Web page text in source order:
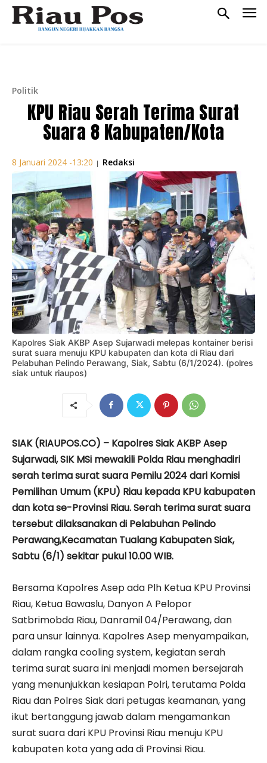
Politik
KPU Riau Serah Terima Surat
Suara 8 Kabupaten/Kota
8 Januari 2024 -13:20 | Redaksi
Kapolres Siak AKBP Asep Sujarwadi melepas kontainer berisi
surat suara menuju KPU kabupaten dan kota di Riau dari
Pelabuhan Pelindo Perawang, Siak, Sabtu (6/1/2024). (polres
siak untuk riaupos)
SIAK (RIAUPOS.CO) – Kapolres Siak AKBP Asep
Sujarwadi, SIK MSi mewakili Polda Riau menghadiri
serah terima surat suara Pemilu 2024 dari Komisi
Pemilihan Umum (KPU) Riau kepada KPU kabupaten
dan kota se-Provinsi Riau. Serah terima surat suara
tersebut dilaksanakan di Pelabuhan Pelindo
Perawang,Kecamatan Tualang Kabupaten Siak,
Sabtu (6/1) sekitar pukul 10.00 WIB.
Bersama Kapolres Asep ada Plh Ketua KPU Provinsi
Riau, Ketua Bawaslu, Danyon A Pelopor
Satbrimobda Riau, Danramil 04/Perawang, dan
para unsur lainnya. Kapolres Asep menyampaikan,
dalam rangka cooling system, kegiatan serah
terima surat suara ini menjadi momen bersejarah
yang menunjukkan kesiapan Polri, terutama Polda
Riau dan Polres Siak dari petugas keamanan, yang
ikut bertanggung jawab dalam mengamankan
surat suara dari KPU Provinsi Riau menuju KPU
kabupaten kota yang ada di Provinsi Riau.